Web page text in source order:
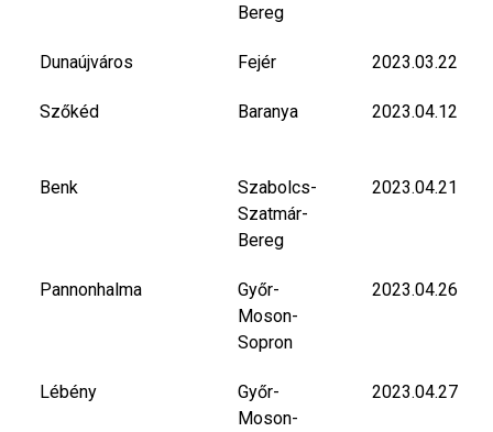
Bereg
Dunaújváros Fejér 2023.03.22
Szőkéd Baranya 2023.04.12
Benk
Szabolcs-
Szatmár-
Bereg
2023.04.21
Pannonhalma
Győr-
Moson-
Sopron
2023.04.26
Lébény
Győr-
Moson-
2023.04.27